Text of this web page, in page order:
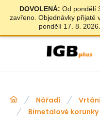
DOVOLENÁ: Od pondělí
zavřeno. Objednávky přijaté
pondělí 17. 8.
Nářadí
Bimetalové korunky